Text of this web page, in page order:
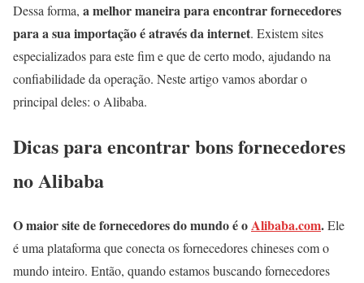
Dessa forma, a melhor maneirapara encontrar fornecedores
para a sua importação é através da internet. Existem sites
especializados para este fim e que de certo modo, ajudando na
confiabilidade da operação. Neste artigo vamos abordar o
principal deles: o Alibaba.
Dicas para encontrar bons fornecedores
no Alibaba
O maior site de fornecedores do mundo é oAlibaba.com.Ele
é uma plataforma que conecta os fornecedores chineses com o
mundo inteiro. Então, quando estamos buscando fornecedores